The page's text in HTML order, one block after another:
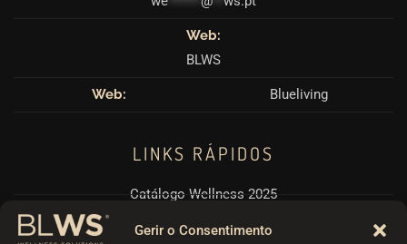
Gerir o Consentimento
Web:
BLWS
Web: Blueliving
LINKS RÁPIDOS
Catálogo Wellness 2025
Pérgulas BioClimáticas